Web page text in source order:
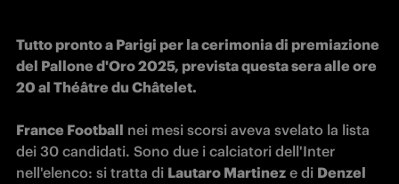
Tutto pronto a Parigi per la cerimonia di premiazione
del Pallone d'Oro 2025, prevista questa sera alle ore
20 al Théâtre du Châtelet.
France Football nei mesi scorsi aveva svelato la lista
dei 30 candidati. Sono due i calciatori dell'Inter
nell'elenco: si tratta di Lautaro Martinez e di Denzel